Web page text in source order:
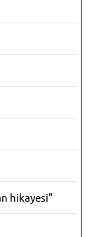
hikayesi"